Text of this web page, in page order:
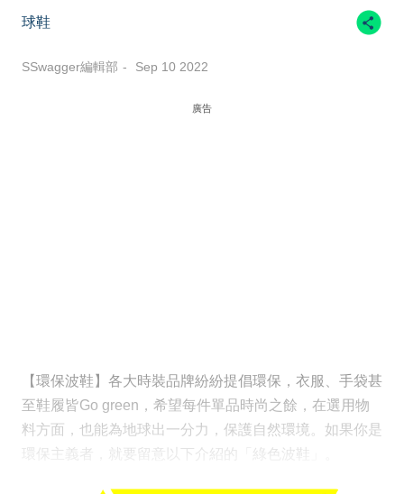
球鞋
SSwagger編輯部 Sep 10 2022
廣告
【環保波鞋】各大時裝品牌紛紛提倡環保，衣服、手袋甚
至鞋履皆Go green，希望每件單品時尚之餘，在選用物
料方面，也能為地球出一分力，保護自然環境。如果你是
環保主義者，就要留意以下介紹的「綠色波鞋」。